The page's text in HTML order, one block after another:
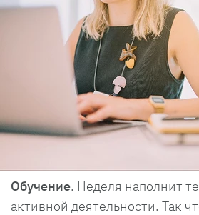
Обучение. Неделя наполнит
активной деятельности. Так